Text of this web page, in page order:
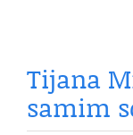
Tijana
samim